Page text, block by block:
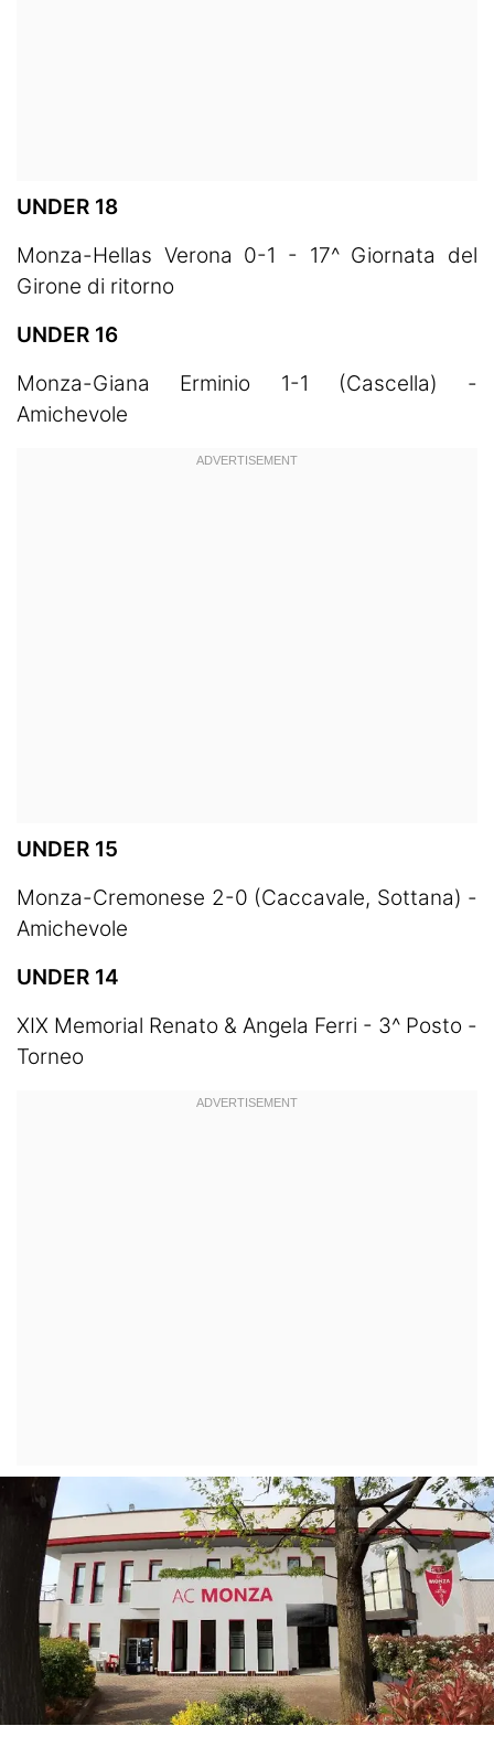
UNDER 18
Monza-Hellas Verona 0-1 - 17^ Giornata del
Girone di ritorno
UNDER 16
Monza-Giana Erminio 1-1 (Cascella) -
Amichevole
UNDER 15
Monza-Cremonese 2-0 (Caccavale, Sottana) -
Amichevole
UNDER 14
XIX Memorial Renato & Angela Ferri - 3^ Posto -
Torneo